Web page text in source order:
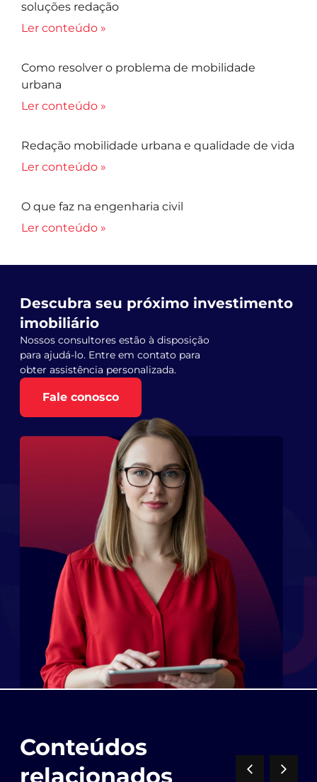
soluções redação
Ler conteúdo »
Como resolver o problema de mobilidade
urbana
Ler conteúdo »
Redação mobilidade urbana e qualidade de vida
Ler conteúdo »
O que faz na engenharia civil
Ler conteúdo »
Descubra seu próximo investimento
imobiliário
Nossos consultores estão à disposição
para ajudá-lo. Entre em contato para
obter assistência personalizada.
Fale conosco
Conteúdos
relacionados